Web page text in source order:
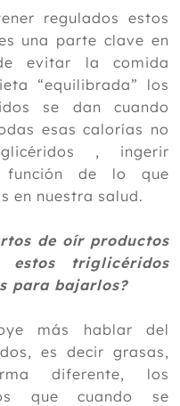
regulados estos
una parte clave en
evitar la comida
“equilibrada” los
se dan cuando
esas calorías no
, ingerir
función de lo que
en nuestra salud.
de oír productos
triglicéridos
para bajarlos?
más hablar del
es decir grasas,
diferente, los
que cuando se